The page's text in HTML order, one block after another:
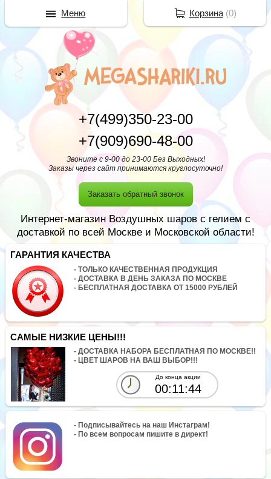
+7(499)350-23-00
+7(909)690-48-00
Звоните с 9-00 до 23-00 Без Выходных!
Заказы через сайт принимаются круглосуточно!
Заказать обратный звонок
Интернет-магазин Воздушных шаров с гелием с
доставкой по всей Москве и Московской области!
ГАРАНТИЯ КАЧЕСТВА
- ТОЛЬКО КАЧЕСТВЕННАЯ ПРОДУКЦИЯ
- ДОСТАВКА В ДЕНЬ ЗАКАЗА ПО МОСКВЕ
- БЕСПЛАТНАЯ ДОСТАВКА ОТ 15000 РУБЛЕЙ
САМЫЕ НИЗКИЕ ЦЕНЫ!!!
- ДОСТАВКА НАБОРА БЕСПЛАТНАЯ ПО МОСКВЕ!!
- ЦВЕТ ШАРОВ НА ВАШ ВЫБОР!!!
До конца акции
00:11:44
- Подписывайтесь на наш Инстаграм!
- По всем вопросам пишите в директ!
Корзина(0)
Меню